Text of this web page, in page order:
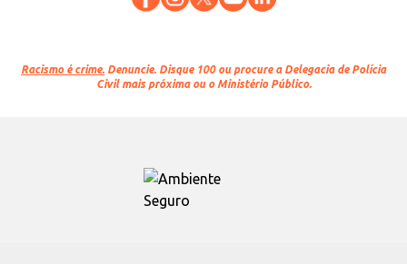
Racismo é crime. Denuncie. Disque 100 ou procure a Delegacia de Polícia
Civil mais próxima ou o Ministério Público.